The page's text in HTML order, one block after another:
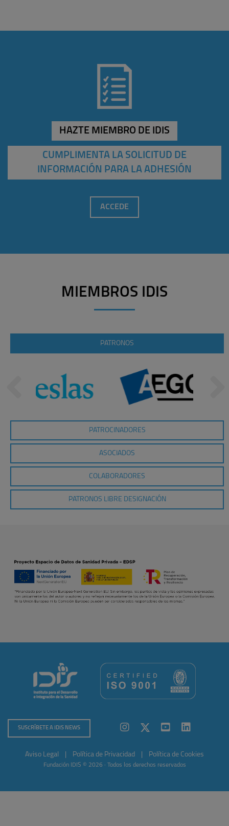
HAZTE MIEMBRO DE IDIS
CUMPLIMENTA LA SOLICITUD DE
INFORMACIÓN PARA LA ADHESIÓN
ACCEDE
MIEMBROS IDIS
PATRONOS
PATROCINADORES
ASOCIADOS
COLABORADORES
PATRONOS LIBRE DESIGNACIÓN
SUSCRÍBETE A IDIS NEWS
Aviso Legal Política de Privacidad Política de Cookies
Fundación IDIS © 2026 · Todos los derechos reservados